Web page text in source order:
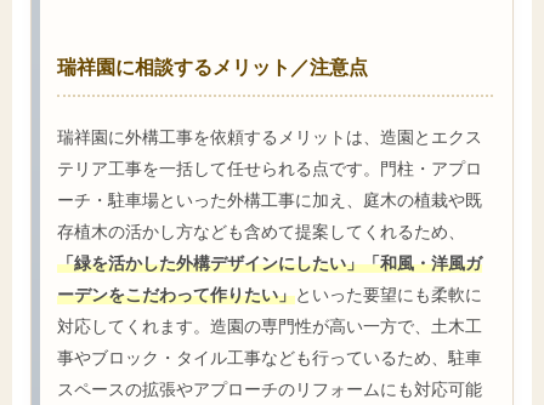
瑞祥園に相談するメリット／注意点
瑞祥園に外構工事を依頼するメリットは、造園とエクス
テリア工事を一括して任せられる点です。門柱・アプロ
ーチ・駐車場といった外構工事に加え、庭木の植栽や既
存植木の活かし方なども含めて提案してくれるため、
「緑を活かした外構デザインにしたい」「和風・洋風ガ
ーデンをこだわって作りたい」といった要望にも柔軟に
対応してくれます。造園の専門性が高い一方で、土木工
事やブロック・タイル工事なども行っているため、駐車
スペースの拡張やアプローチのリフォームにも対応可能